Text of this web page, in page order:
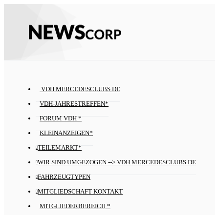
VDH.MERCEDESCLUBS.DE
VDH-JAHRESTREFFEN*
FORUM VDH *
KLEINANZEIGEN*
TEILEMARKT*
WIR SIND UMGEZOGEN --> VDH.MERCEDESCLUBS.DE
FAHRZEUGTYPEN
MITGLIEDSCHAFT KONTAKT
MITGLIEDERBEREICH *